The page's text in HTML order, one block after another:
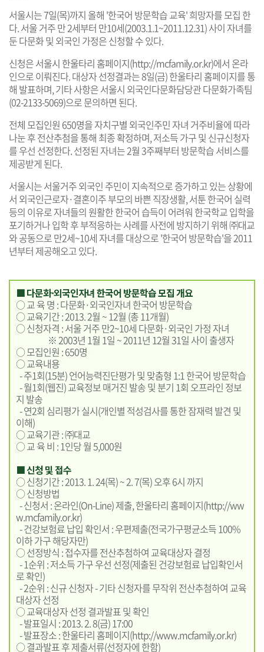
서울시는 7일(목)까지 올해 '한국어 방문학습 교육' 희망자를 모집 한
다. 서울 거주 만 2세부터 만10세(2003.1.1~2011.12.31) 사이 자녀를
둔 다문화 및 외국인 가정은 신청할 수 있다.
신청은 서울시 한울타리 홈페이지(http://mcfamily.or.kr)에서 온라
인으로 이뤄진다. 대상자 선정결과는 8일(금) 한울타리 홈페이지를 통
해 발표하며, 기타 사항은 서울시 외국인다문화담당관 다문화가족팀
(02-2133-5069)으로 문의하면 된다.
전체 모집인원 650명을 자치구별 외국인주민 자녀 거주비율에 따라
나눈 후 전산추첨을 통해 최종 확정하며, 저소득 가구 및 신규신청자
를 우선 선정한다. 선정된 자녀는 2월 3주째부터 방문학습 서비스를
제공받게 된다.
서울시는 서울거주 외국인 주민이 지속적으로 증가하고 있는 상황에
서 외국인근로자·결혼이주 부모의 바쁜 직장생활, 서툰 한국어 실력
등의 이유로 자녀들의 원활한 한국어 습득이 어려워 한국학교 입학을
포기하거나 입학 후 부적응하는 사례를 사전에 방지하기 위해 ㈜대교
와 공동으로 만2세~10세 자녀를 대상으로 '한국어 방문학습'을 2011
년부터 제공해오고 있다.
■ 다문화·외국인자녀 한국어 방문학습 모집 개요
○ 교 육 명 : 다문화·외국인자녀 한국어 방문학습
○ 교육기간 : 2013. 2월 ~ 12월 (총 11개월)
○ 신청자격 : 서울 거주 만2~10세 다문화·외국인 가정 자녀
※ 2003년 1월 1일 ~ 2011년 12월 31일 사이 출생자
○ 모집인원 : 650명
○ 교육내용
- 주1회(15분) 언어능력진단평가 및 맞춤형 1:1 한국어 방문학습
- 월1회(웹진) 교육정보 매거진 발송 및 분기 1회 오프라인 정보
지 발송
- 연2회 심리평가 실시(개인별 적성검사를 통한 잠재력 발견 및
이해)
○ 교육기관 : ㈜대교
○ 교 육 비 : 1인당 월 5,000원
■ 신청 및 접수
○ 신청기간 : 2013. 1. 24(목) ~ 2. 7(목) 오후 6시 까지
○ 신청방법
- 신청서 : 온라인(On-Line) 제출, 한울타리 홈페이지(http://ww
w.mcfamily.or.kr)
- 건강보험료 납입 확인서 : 우편제출(전국가구평균소득 100%
이하 가구 해당자만)
○ 선정방식 : 접수자를 전산추첨하여 교육대상자 결정
- 1순위 : 저소득 가구 우선 선정(제출된 건강보험료 납입확인서
로 확인)
- 2순위 : 신규 신청자 - 기타 신청자를 무작위 전산추첨하여 교육
대상자 선정
○ 교육대상자 선정 결과발표 및 확인
- 발표일시 : 2013. 2. 8(금) 17:00
- 발표장소 : 한울타리 홈페이지(http://www.mcfamily.or.kr)
○ 결과발표 후 제출서류(선정자에 한함)